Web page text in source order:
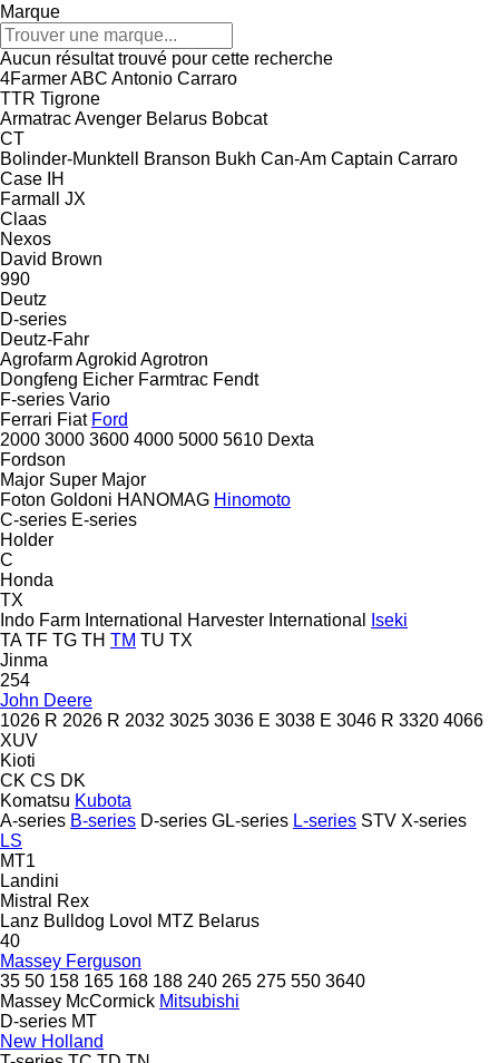
Marque
Aucun résultat trouvé pour cette recherche
4FarmerABC Antonio Carraro
TTR Tigrone
ArmatracAvenger Belarus Bobcat
CT
Bolinder-Munktell
Branson Bukh Can-Am Captain Carraro
Case IH
Farmall
JX
Claas
Nexos
David Brown
990
Deutz
D-series
Deutz-Fahr
AgrofarmAgrokid Agrotron
Dongfeng Eicher Farmtrac Fendt
F-series Vario
Ferrari Fiat Ford
2000 3000 3600 4000 5000 5610 Dexta
Fordson
Major Super Major
Foton Goldoni HANOMAG Hinomoto
C-series E-series
Holder
C
Honda
TX
Indo Farm International Harvester International
Iseki
TA TF TG TH TM TU TX
Jinma
254
John Deere
1026 R 2026 R 2032 3025 3036 E 3038 E 3046 R 3320 4066
XUV
Kioti
CK CS DK
Komatsu Kubota
A-series B-series D-series GL-series L-series STV X-series
LS
MT1
Landini
Mistral
Rex
Lanz Bulldog Lovol MTZ Belarus
40
Massey Ferguson
35 50 158 165 168 188 240 265 275 550 3640
Massey McCormick Mitsubishi
D-series MT
New Holland